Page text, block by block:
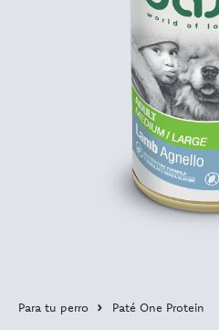
Para tu perro Paté One Protein